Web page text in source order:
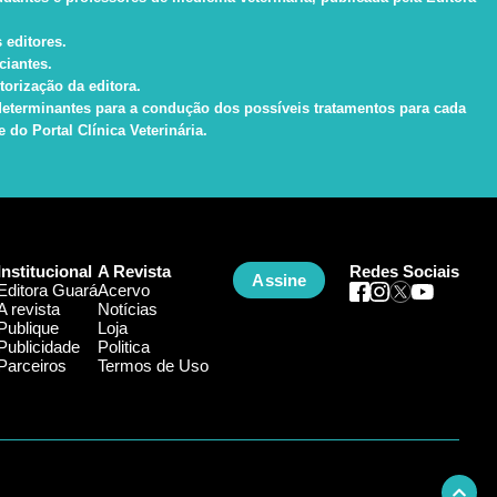
editores.
da editora.
para a condução dos possíveis tratamentos para cada
do Portal Clínica Veterinária.
Guará
revista
A Revista
Acervo
Notícias
Loja
Politica
Termos de Uso
Assine Redes Sociais